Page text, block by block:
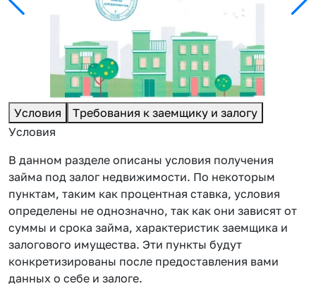
Условия
Требования к заемщику и залогу
Условия
В данном разделе описаны условия получения
займа под залог недвижимости. По некоторым
пунктам, таким как процентная ставка, условия
определены не однозначно, так как они зависят от
суммы и срока займа, характеристик заемщика и
залогового имущества. Эти пункты будут
конкретизированы после предоставления вами
данных о себе и залоге.